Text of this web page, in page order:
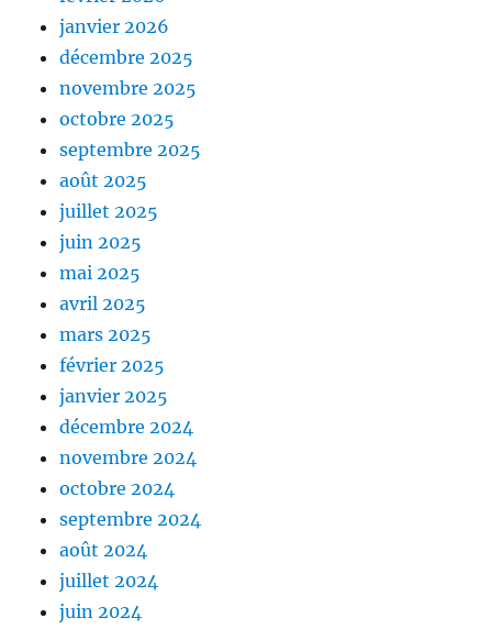
janvier 2026
décembre 2025
novembre 2025
octobre 2025
septembre 2025
août 2025
juillet 2025
juin 2025
mai 2025
avril 2025
mars 2025
février 2025
janvier 2025
décembre 2024
novembre 2024
octobre 2024
septembre 2024
août 2024
juillet 2024
juin 2024